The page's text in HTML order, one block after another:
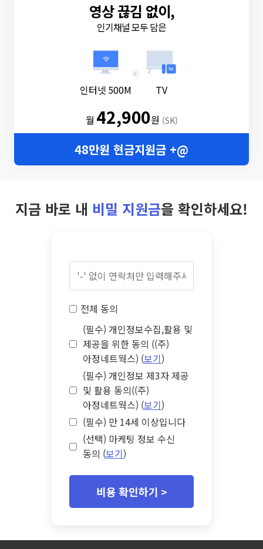
영상 끊김 없이,
인기채널 모두 담은
인터넷 500M
+
TV
월 42,900원 (SK)
48만원 현금지원금 +@
지금 바로 내 비밀 지원금을 확인하세요!
전체 동의
(필수) 개인정보수집,활용 및
제공을 위한 동의 ((주)
아정네트웍스) (보기)
(필수) 개인정보 제3자 제공
및 활용 동의((주)
아정네트웍스) (보기)
(필수) 만 14세 이상입니다
(선택) 마케팅 정보 수신
동의 (보기)
비용 확인하기 >